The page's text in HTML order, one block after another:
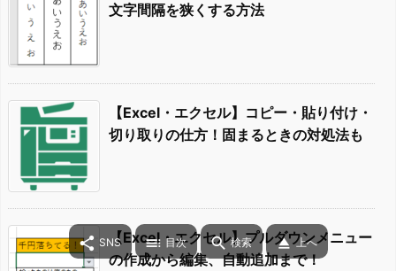
文字間隔を狭くする方法
【Excel・エクセル】コピー・貼り付け・
切り取りの仕方！固まるときの対処法も
【Excel・エクセル】プルダウンメニュー
の作成から編集、自動追加まで！
 SNS  目次  検索  上へ